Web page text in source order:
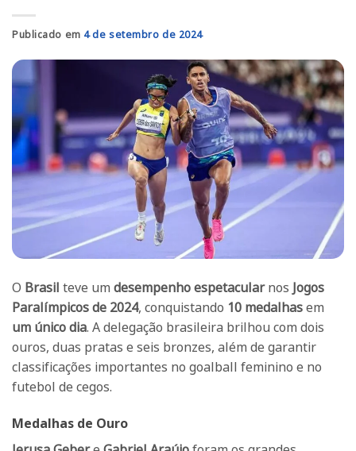
Publicado em 4 de setembro de 2024
O Brasil teve um desempenho espetacularnos Jogos
Paralímpicos de 2024, conquistando 10 medalhasem
um único dia. A delegação brasileira brilhou com dois
ouros, duas pratas e seis bronzes, além de garantir
classificações importantes no goalball feminino e no
futebol de cegos.
Medalhas de Ouro